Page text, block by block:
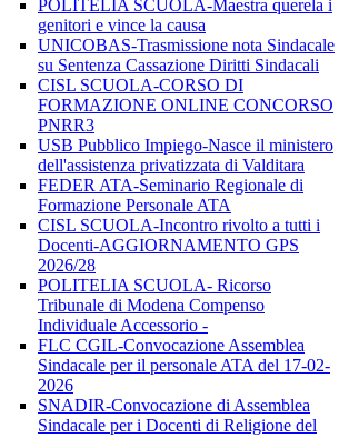
POLITELIA SCUOLA-Maestra querela i
genitori e vince la causa
UNICOBAS-Trasmissione nota Sindacale
su Sentenza Cassazione Diritti Sindacali
CISL SCUOLA-CORSO DI
FORMAZIONE ONLINE CONCORSO
PNRR3
USB Pubblico Impiego-Nasce il ministero
dell'assistenza privatizzata di Valditara
FEDER ATA-Seminario Regionale di
Formazione Personale ATA
CISL SCUOLA-Incontro rivolto a tutti i
Docenti-AGGIORNAMENTO GPS
2026/28
POLITELIA SCUOLA- Ricorso
Tribunale di Modena Compenso
Individuale Accessorio -
FLC CGIL-Convocazione Assemblea
Sindacale per il personale ATA del 17-02-
2026
SNADIR-Convocazione di Assemblea
Sindacale per i Docenti di Religione del